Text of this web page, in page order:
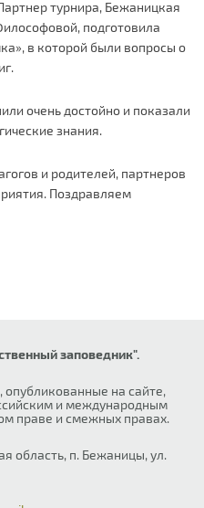
турнира, Бежаницкая
подготовила
в которой были вопросы о
очень достойно и показали
знания.
и родителей, партнеров
Поздравляем
заповедник".
на сайте,
и международным
праве и смежных правах.
область, п. Бежаницы, ул.